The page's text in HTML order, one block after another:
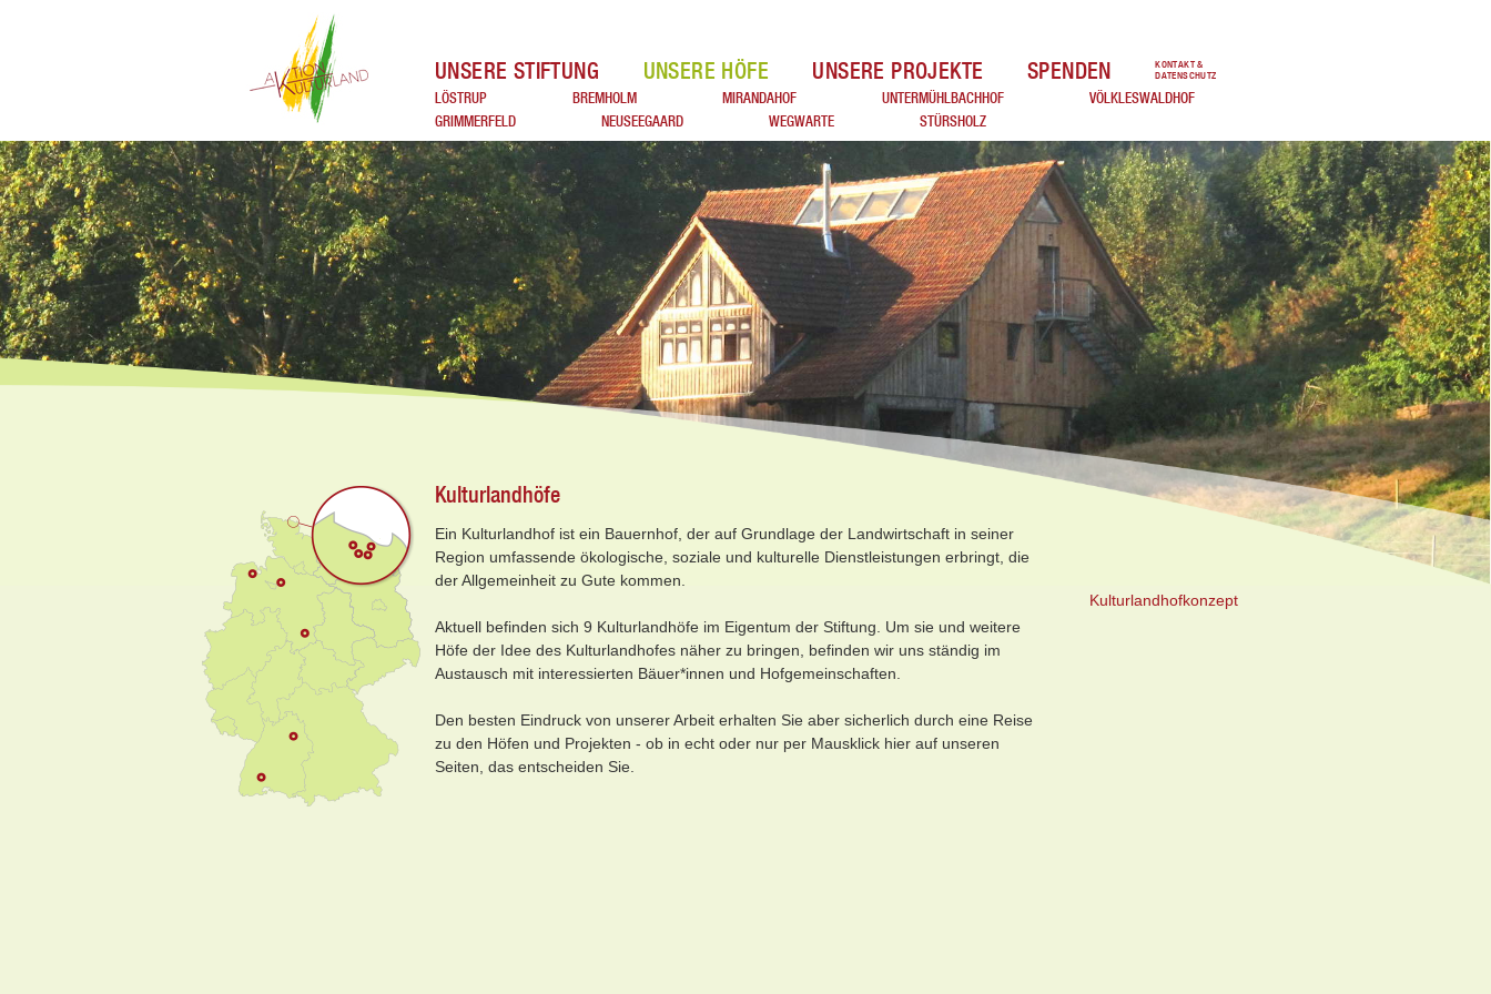
UNSERE STIFTUNG UNSERE HÖFE UNSERE PROJEKTE SPENDEN
KONTAKT &
DATENSCHUTZ
LÖSTRUP BREMHOLM MIRANDAHOF UNTERMÜHLBACHHOF
VÖLKLESWALDHOF
GRIMMERFELD
NEUSEEGAARD WEGWARTE STÜRSHOLZ
Kulturlandhofkonzept
Kulturlandhöfe
Ein Kulturlandhof ist ein Bauernhof, der auf Grundlage der Landwirtschaft in seiner
Region umfassende ökologische, soziale und kulturelle Dienstleistungen erbringt, die
der Allgemeinheit zu Gute kommen.
Aktuell befinden sich 9 Kulturlandhöfe im Eigentum der Stiftung. Um sie und weitere
Höfe der Idee des Kulturlandhofes näher zu bringen, befinden wir uns ständig im
Austausch mit interessierten Bäuer*innen und Hofgemeinschaften.
Den besten Eindruck von unserer Arbeit erhalten Sie aber sicherlich durch eine Reise
zu den Höfen und Projekten - ob in echt oder nur per Mausklick hier auf unseren
Seiten, das entscheiden Sie.